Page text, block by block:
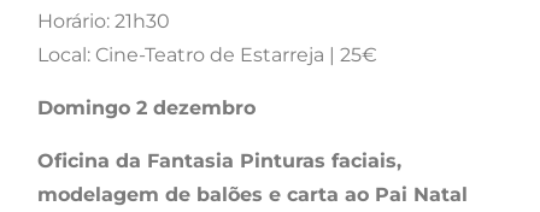
Horário: 21h30
Local: Cine-Teatro de Estarreja | 25€
Domingo 2 dezembro
Oficina da Fantasia Pinturas faciais,
modelagem de balões e carta ao Pai Natal